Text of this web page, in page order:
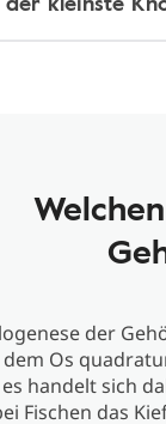
der
dem Os
handelt sich
Fischen das